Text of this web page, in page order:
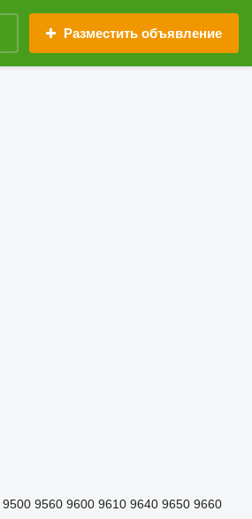
Разместить объявление
9500 9560 9600 9610 9640 9650 9660